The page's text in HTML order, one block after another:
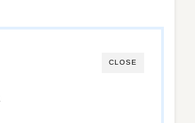
CLOSE